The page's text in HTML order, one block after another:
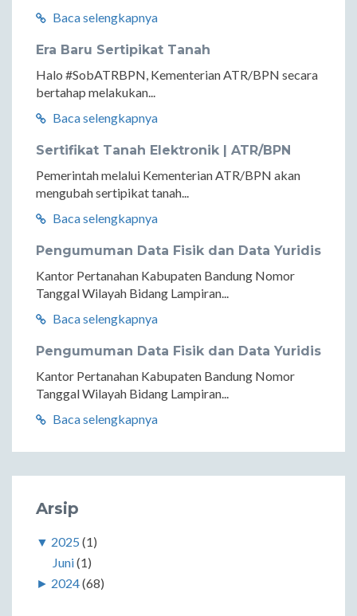
Baca selengkapnya
Era Baru Sertipikat Tanah
Halo #SobATRBPN, Kementerian ATR/BPN secara
bertahap melakukan...
Baca selengkapnya
Sertifikat Tanah Elektronik | ATR/BPN
Pemerintah melalui Kementerian ATR/BPN akan
mengubah sertipikat tanah...
Baca selengkapnya
Pengumuman Data Fisik dan Data Yuridis
Kantor Pertanahan Kabupaten Bandung Nomor
Tanggal Wilayah Bidang Lampiran...
Baca selengkapnya
Pengumuman Data Fisik dan Data Yuridis
Kantor Pertanahan Kabupaten Bandung Nomor
Tanggal Wilayah Bidang Lampiran...
Baca selengkapnya
Arsip
▼ 2025 (1)
Juni(1)
► 2024(68)